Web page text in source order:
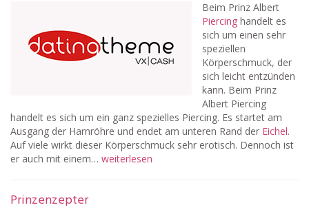
Beim Prinz Albert
Piercing handelt es
sich um einen sehr
speziellen
Körperschmuck, der
sich leicht entzünden
kann. Beim Prinz
Albert Piercing
handelt es sich um ein ganz spezielles Piercing. Es startet am
Ausgang der Harnröhre und endet am unteren Rand der Eichel.
Auf viele wirkt dieser Körperschmuck sehr erotisch. Dennoch ist
er auch mit einem… weiterlesen
Prinzenzepter